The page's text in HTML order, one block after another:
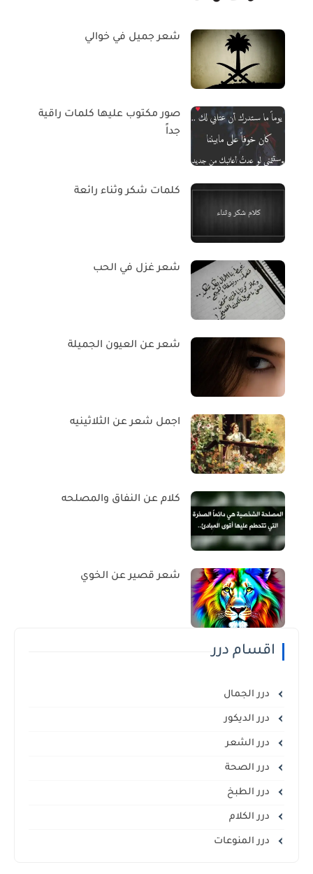
شعر جميل في خوالي
صور مكتوب عليها كلمات راقية
جداً
كلمات شكر وثناء رائعة
شعر غزل في الحب
شعر عن العيون الجميلة
اجمل شعر عن الثلاثينيه
كلام عن النفاق والمصلحه
شعر قصير عن الخوي
اقسام درر
درر الجمال
درر الديكور
درر الشعر
درر الصحة
درر الطبخ
درر الكلام
درر المنوعات